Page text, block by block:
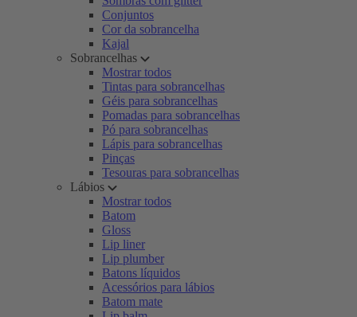
Conjuntos
Cor da sobrancelha
Kajal
Sobrancelhas
Mostrar todos
Tintas para sobrancelhas
Géis para sobrancelhas
Pomadas para sobrancelhas
Pó para sobrancelhas
Lápis para sobrancelhas
Pinças
Tesouras para sobrancelhas
Lábios
Mostrar todos
Batom
Gloss
Lip liner
Lip plumber
Batons líquidos
Acessórios para lábios
Batom mate